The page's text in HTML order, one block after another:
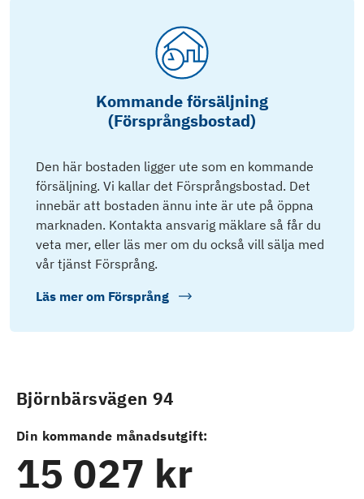
Kommande försäljning
(Försprångsbostad)
Den här bostaden ligger ute som en kommande
försäljning. Vi kallar det Försprångsbostad. Det
innebär att bostaden ännu inte är ute på öppna
marknaden. Kontakta ansvarig mäklare så får du
veta mer, eller läs mer om du också vill sälja med
vår tjänst Försprång.
Läs mer om Försprång
Björnbärsvägen 94
Din kommande månadsutgift:
15 027 kr